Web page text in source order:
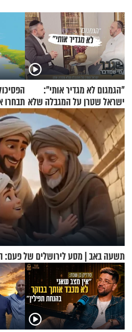
"הגמגום לא מגדיר אותי":
ישראל שטרן על המגבלה שלא
עוצרת אותו
תבחרו
בחיים
תשעה באב | מסע לירושלים של פעם: